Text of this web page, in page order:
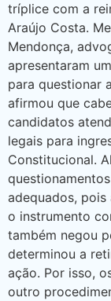
tríplice com a
Araújo Costa.
Mendonça,
apresentaram
para questionar
afirmou que
candidatos
legais para
Constitucional.
adequados, pois
o instrumento
também negou
determinou a
ação. Por isso,
outro